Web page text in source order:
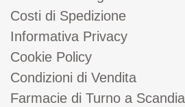
Costi di Spedizione
Informativa Privacy
Cookie Policy
Condizioni di Vendita
Farmacie di Turno a